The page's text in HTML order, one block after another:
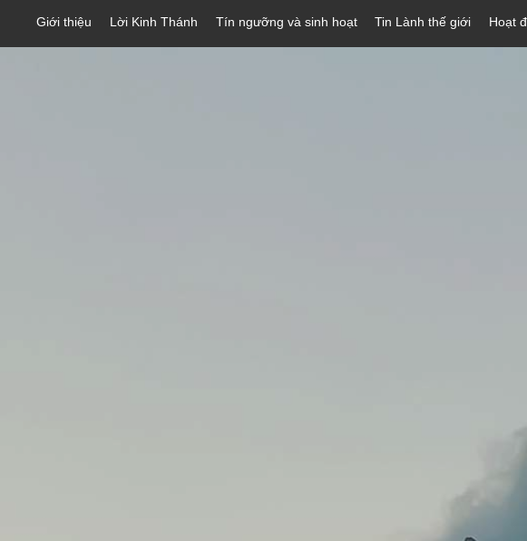
Giới thiệu Lời Kinh Thánh Tín ngưỡng và sinh hoạt Tin Lành thế giới Hoạt